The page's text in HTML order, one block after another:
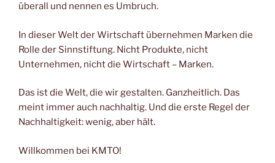
überall und nennen es Umbruch.
In dieser Welt der Wirtschaft übernehmen Marken die
Rolle der Sinnstiftung. Nicht Produkte, nicht
Unternehmen, nicht die Wirtschaft – Marken.
Das ist die Welt, die wir gestalten. Ganzheitlich. Das
meint immer auch nachhaltig. Und die erste Regel der
Nachhaltigkeit: wenig, aber hält.
Willkommen bei KMTO!